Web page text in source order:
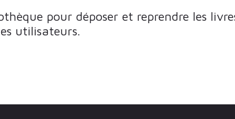
pour déposer et reprendre les
utilisateurs.
JOURNÉES NATIONALES DÉDIÉES AUX